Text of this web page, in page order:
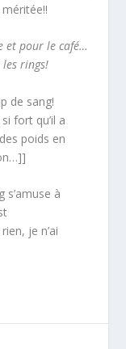
et pour le café…
rings!
de sang!
fort qu’il a
poids en
à
je n’ai